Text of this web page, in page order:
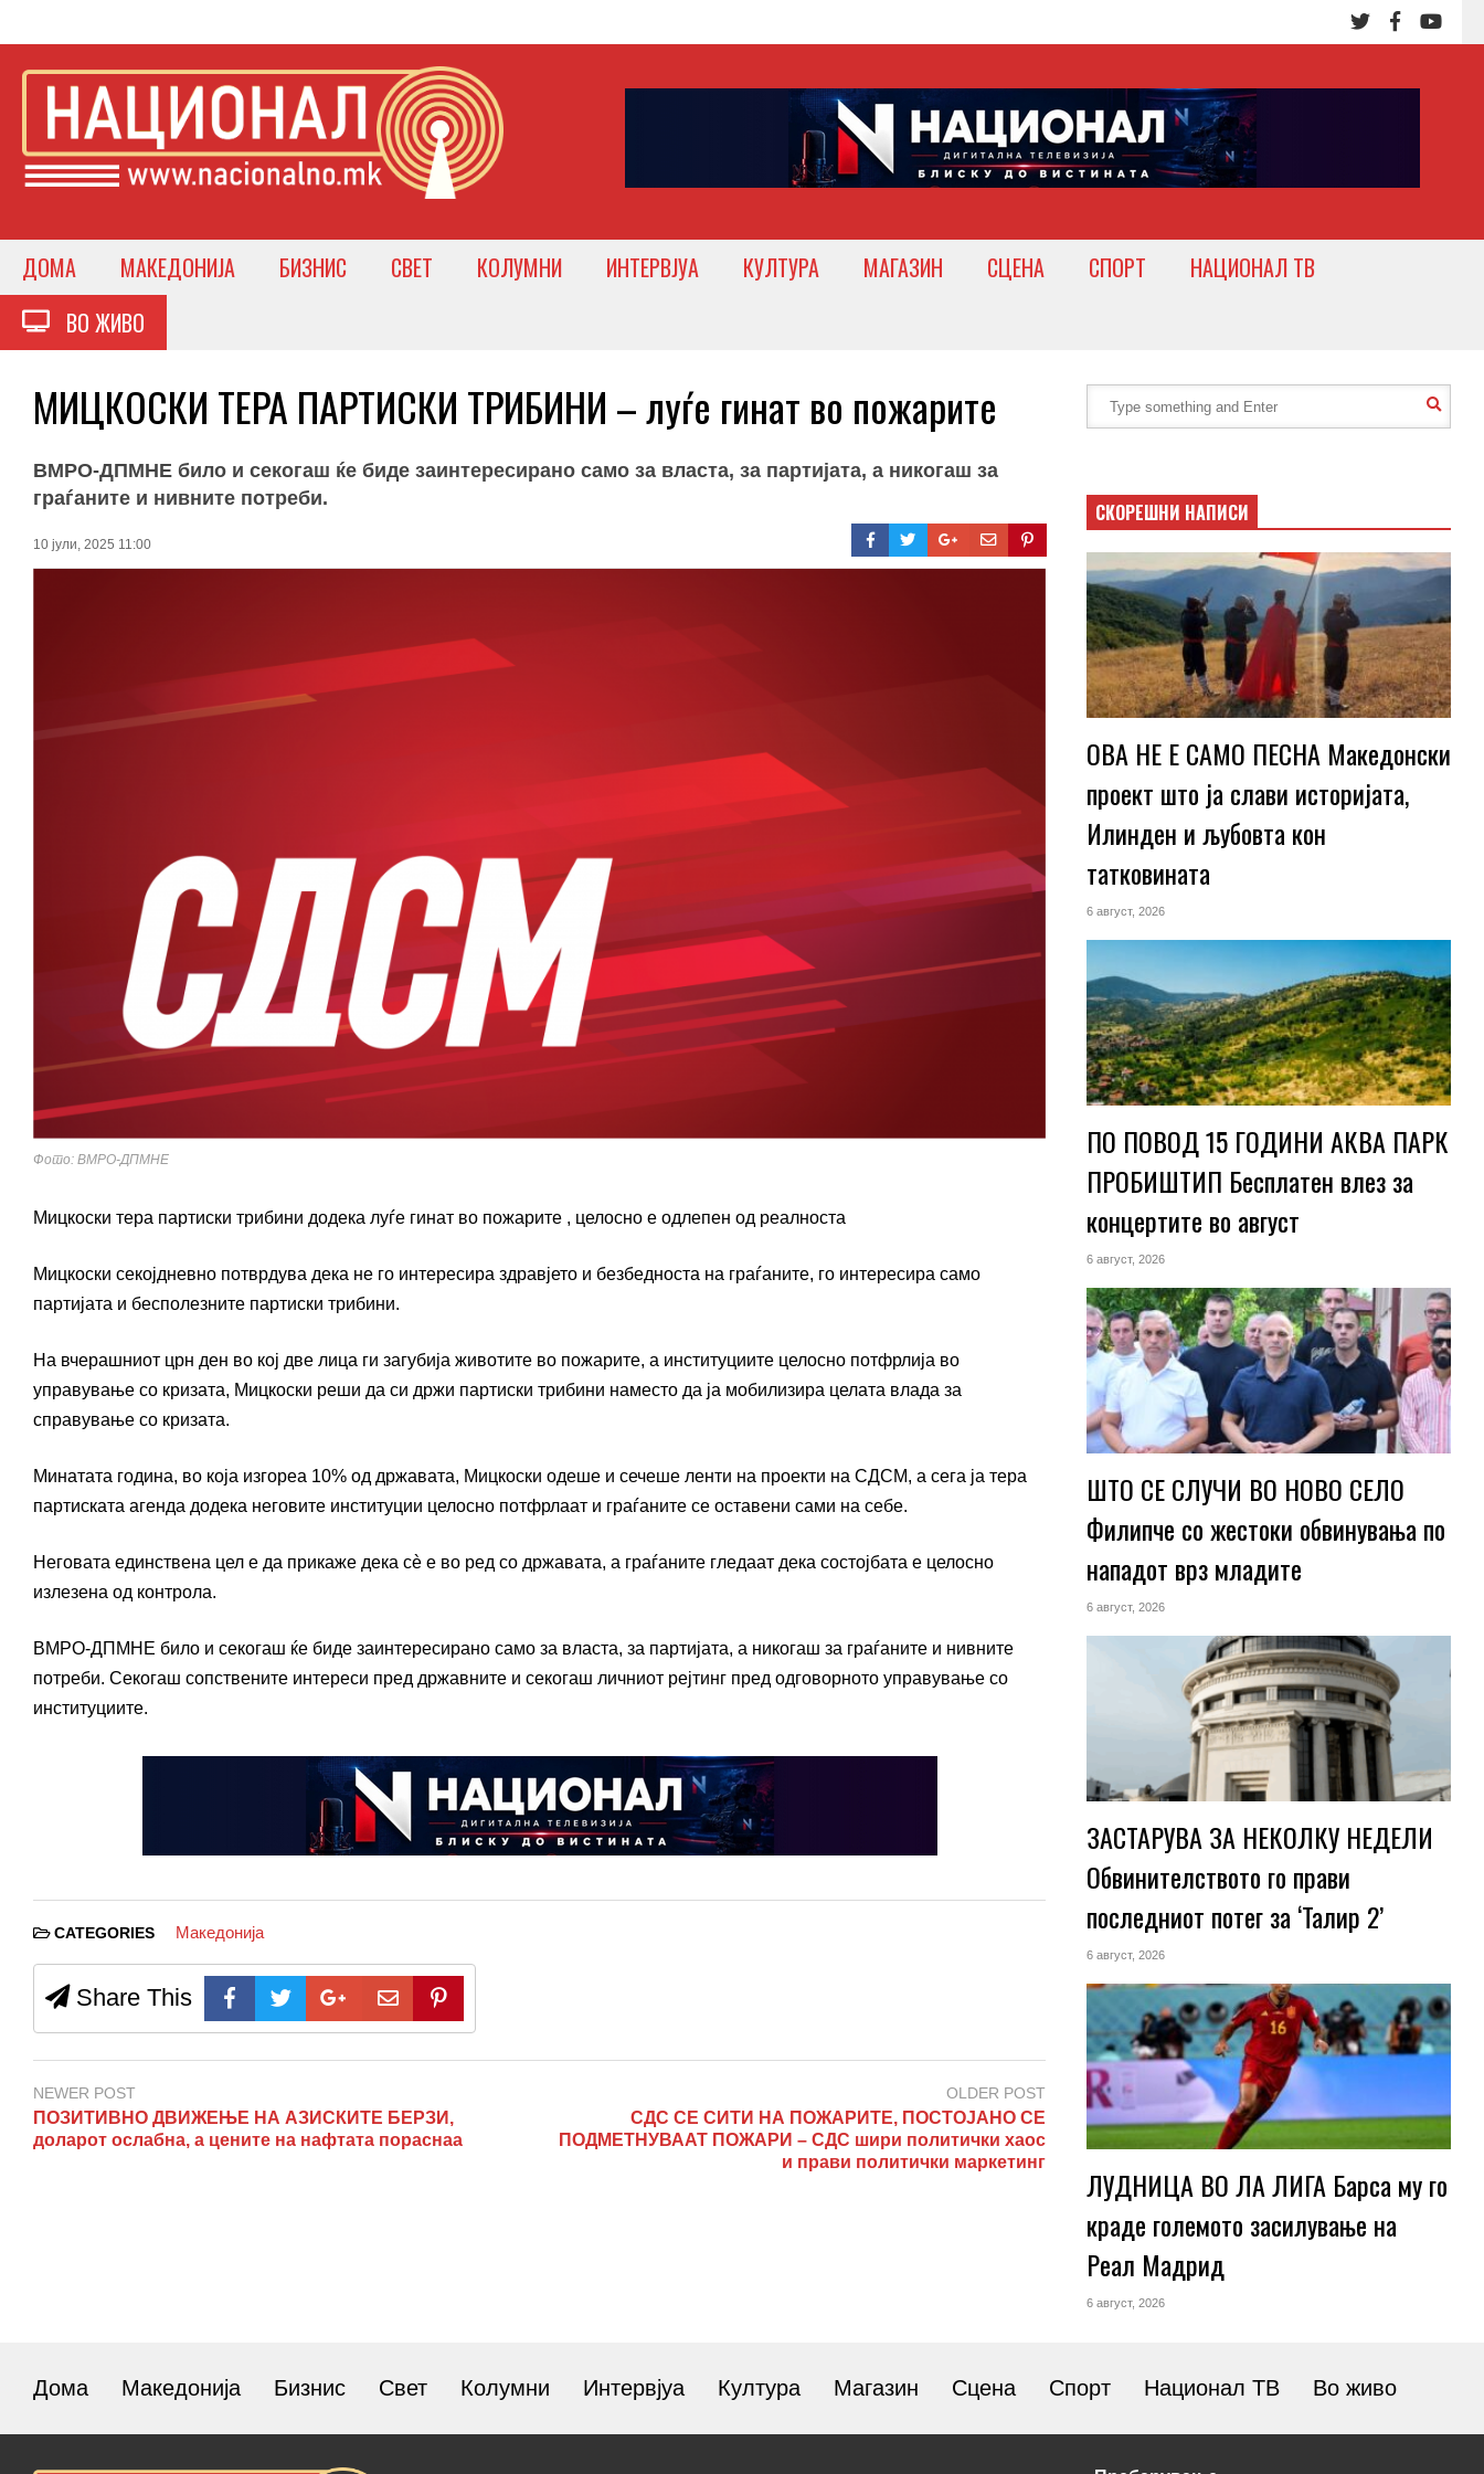
ДОМА МАКЕДОНИЈА БИЗНИС СВЕТ КОЛУМНИ ИНТЕРВЈУА КУЛТУРА МАГАЗИН СЦЕНА СПОРТ
НАЦИОНАЛ ТВ
ВО ЖИВО
МИЦКОСКИ ТЕРА ПАРТИСКИ ТРИБИНИ – луѓе гинат во пожарите
ВМРО-ДПМНЕ било и секогаш ќе биде заинтересирано само за власта, за партијата, а никогаш за
граѓаните и нивните потреби.
10 јули, 2025 11:00
Фото: ВМРО-ДПМНЕ
Мицкоски тера партиски трибини додека луѓе гинат во пожарите , целосно е одлепен од реалноста
Мицкоски секојдневно потврдува дека не го интересира здравјето и безбедноста на граѓаните, го интересира само
партијата и бесполезните партиски трибини.
На вчерашниот црн ден во кој две лица ги загубија животите во пожарите, а институциите целосно потфрлија во
управување со кризата, Мицкоски реши да си држи партиски трибини наместо да ја мобилизира целата влада за
справување со кризата.
Минатата година, во која изгореа 10% од државата, Мицкоски одеше и сечеше ленти на проекти на СДСМ, а сега ја тера
партиската агенда додека неговите институции целосно потфрлаат и граѓаните се оставени сами на себе.
Неговата единствена цел е да прикаже дека сè е во ред со државата, а граѓаните гледаат дека состојбата е целосно
излезена од контрола.
ВМРО-ДПМНЕ било и секогаш ќе биде заинтересирано само за власта, за партијата, а никогаш за граѓаните и нивните
потреби. Секогаш сопствените интереси пред државните и секогаш личниот рејтинг пред одговорното управување со
институциите.
CATEGORIES Македонија
Share This
NEWER POST
ПОЗИТИВНО ДВИЖЕЊЕ НА АЗИСКИТЕ БЕРЗИ,
доларот ослабна, а цените на нафтата пораснаа
OLDER POST
СДС СЕ СИТИ НА ПОЖАРИТЕ, ПОСТОЈАНО СЕ
ПОДМЕТНУВААТ ПОЖАРИ – СДС шири политички хаос
и прави политички маркетинг
СКОРЕШНИ НАПИСИ
ОВА НЕ Е САМО ПЕСНА Македонски
проект што ја слави историјата,
Илинден и љубовта кон
татковината
6 август, 2026
ПО ПОВОД 15 ГОДИНИ АКВА ПАРК
ПРОБИШТИП Бесплатен влез за
концертите во август
6 август, 2026
ШТО СЕ СЛУЧИ ВО НОВО СЕЛО
Филипче со жестоки обвинувања по
нападот врз младите
6 август, 2026
ЗАСТАРУВА ЗА НЕКОЛКУ НЕДЕЛИ
Обвинителството го прави
последниот потег за ‘Талир 2’
6 август, 2026
ЛУДНИЦА ВО ЛА ЛИГА Барса му го
краде големото засилување на
Реал Мадрид
6 август, 2026
Дома Македонија Бизнис Свет Колумни Интервјуа Култура Магазин Сцена Спорт Национал ТВ Во живо